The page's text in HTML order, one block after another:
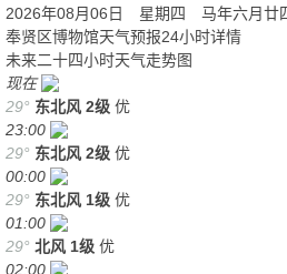
2026年08月06日 星期四 马年六月廿
奉贤区博物馆天气预报24小时详情
未来二十四小时天气走势图
现在
29° 东北风 2级 优
23:00
29° 东北风 2级 优
00:00
29° 东北风 1级 优
01:00
29° 北风 1级 优
02:00